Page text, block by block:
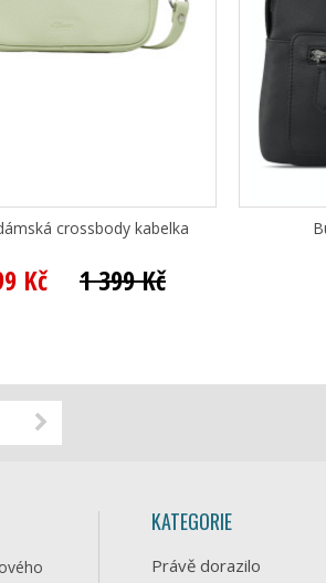
crossbody kabelka
Kč 1 399 Kč
KATEGORIE
Právě dorazilo